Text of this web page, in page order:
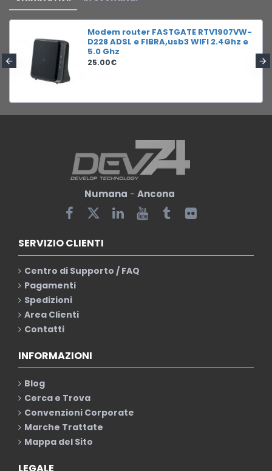
Modem router FASTGATE RTV1907VW-
D228 ADSL e FIBRA,usb3 WIFI 2.4Ghz e
5.0 Ghz
25.00€
Numana - Ancona
SERVIZIO CLIENTI
Centro di Supporto / FAQ
Pagamenti
Spedizioni
Area Clienti
Contatti
INFORMAZIONI
Blog
Cerca e Trova
Convenzioni Corporate
Marche Trattate
Mappa del Sito
LEGALE